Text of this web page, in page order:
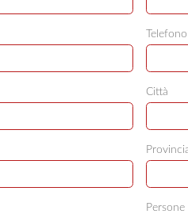
Telefono
Città
Persone